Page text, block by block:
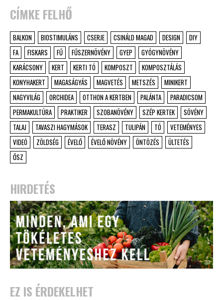
CÍMKE FELHŐ
BALKON BIOSTIMULÁNS CSERJE CSINÁLD MAGAD DESIGN
DIY
FA
FISKARS FŰ FŰSZERNÖVÉNY GYEP
GYÓGYNÖVÉNY
KARÁCSONY
KERT KERTI TÓ KOMPOSZT
KOMPOSZTÁLÁS
KONYHAKERT
MAGASÁGYÁS MAGVETÉS METSZÉS
MINIKERT
NAGYVILÁG
ORCHIDEA OTTHON A KERTBEN PALÁNTA
PARADICSOM
PERMAKULTÚRA
PRAKTIKER SZOBANÖVÉNY SZÉP KERTEK
SÖVÉNY
TALAJ
TAVASZI HAGYMÁSOK TERASZ TULIPÁN TÓ
VETEMÉNYES
VIDEÓ
ZÖLDSÉG ÉVELŐ ÉVELŐ NÖVÉNY ÖNTÖZÉS
ÜLTETÉS
ŐSZ
HIRDETÉS
EZ IS ÉRDEKELHET